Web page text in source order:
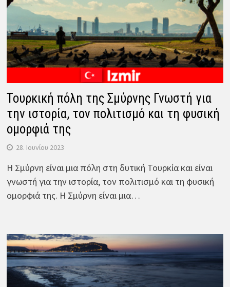
Τουρκική πόλη της Σμύρνης Γνωστή για
την ιστορία, τον πολιτισμό και τη φυσική
ομορφιά της
28. Ιουνίου 2023
Η Σμύρνη είναι μια πόλη στη δυτική Τουρκία και είναι
γνωστή για την ιστορία, τον πολιτισμό και τη φυσική
ομορφιά της. Η Σμύρνη είναι μια…